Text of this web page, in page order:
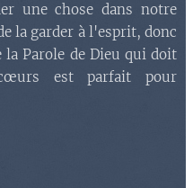
une chose dans notre
la garder à l'esprit, donc
la Parole de Dieu qui doit
est parfait pour